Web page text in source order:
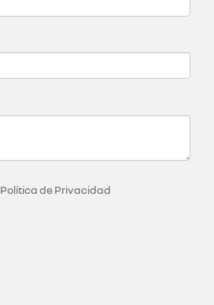
Política de Privacidad